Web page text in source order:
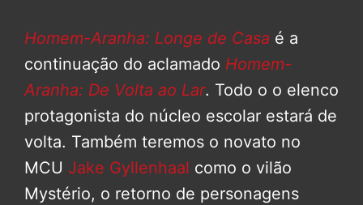
Homem-Aranha: Longe de Casa é a
continuação do aclamado Homem-
Aranha: De Volta ao Lar. Todo o o elenco
protagonista do núcleo escolar estará de
volta. Também teremos o novato no
MCU Jake Gyllenhaal como o vilão
Mystério, o retorno de personagens